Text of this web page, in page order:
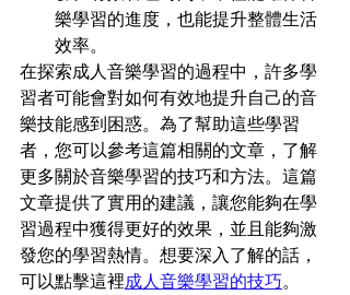
樂學習的進度，也能提升整體生活
效率。
在探索成人音樂學習的過程中，許多學
習者可能會對如何有效地提升自己的音
樂技能感到困惑。為了幫助這些學習
者，您可以參考這篇相關的文章，了解
更多關於音樂學習的技巧和方法。這篇
文章提供了實用的建議，讓您能夠在學
習過程中獲得更好的效果，並且能夠激
發您的學習熱情。想要深入了解的話，
可以點擊這裡成人音樂學習的技巧。